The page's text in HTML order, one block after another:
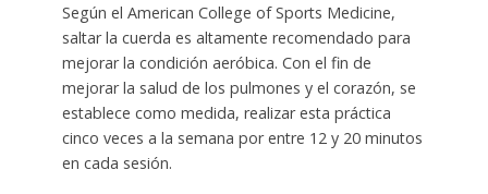
Según el American College of Sports Medicine,
saltar la cuerda es altamente recomendado para
mejorar la condición aeróbica. Con el fin de
mejorar la salud de los pulmones y el corazón, se
establece como medida, realizar esta práctica
cinco veces a la semana por entre 12 y 20 minutos
en cada sesión.